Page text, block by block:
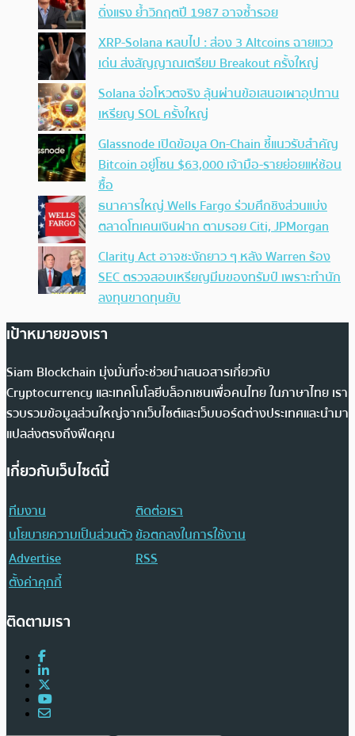
ดิ่งแรง ย้ำวิกฤตปี 1987 อาจซ้ำรอย
XRP-Solana หลบไป : ส่อง 3 Altcoins ฉายแวว
เด่น ส่งสัญญาณเตรียม Breakout ครั้งใหญ่
Solana จ่อโหวตจริง ลุ้นผ่านข้อเสนอเผาอุปทาน
เหรียญ SOL ครั้งใหญ่
Glassnode เปิดข้อมูล On-Chain ชี้แนวรับสำคัญ
Bitcoin อยู่โซน $63,000 เจ้ามือ-รายย่อยแห่ช้อน
ซื้อ
ธนาคารใหญ่ Wells Fargo ร่วมศึกชิงส่วนแบ่ง
ตลาดโทเคนเงินฝาก ตามรอย Citi, JPMorgan
Clarity Act อาจชะงักยาว ๆ หลัง Warren ร้อง
SEC ตรวจสอบเหรียญมีมของทรัมป์ เพราะทำนัก
ลงทุนขาดทุนยับ
เป้าหมายของเรา
Siam Blockchain มุ่งมั่นที่จะช่วยนำเสนอสารเกี่ยวกับ
Cryptocurrency และเทคโนโลยีบล็อกเชนเพื่อคนไทย ในภาษาไทย เรา
รวบรวมข้อมูลส่วนใหญ่จากเว็บไซต์และเว็บบอร์ดต่างประเทศและนำมา
แปลส่งตรงถึงฟีดคุณ
เกี่ยวกับเว็บไซต์นี้
ทีมงาน
ติดต่อเรา
นโยบายความเป็นส่วนตัวข้อตกลงในการใช้งาน
Advertise
RSS
ตั้งค่าคุกกี้
ติดตามเรา